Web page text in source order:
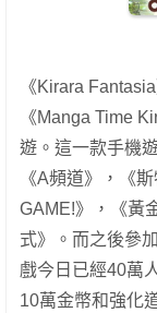
《Kirara
《Manga Time
遊。這一款手機
《A頻道》，《
GAME!》，《黃
式》。而之後參
戲今日已經40萬
10萬金幣和強化